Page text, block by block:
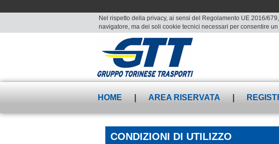
Nel rispetto della privacy, ai sensi del Regolamento UE 2016/
navigatore, ma dei soli cookie tecnici necessari per consentire
HOME AREA RISERVATA
CONDIZIONI DI UTILIZZO